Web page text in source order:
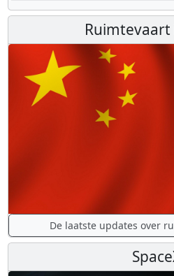
Ruimtevaart
De laatste updates over